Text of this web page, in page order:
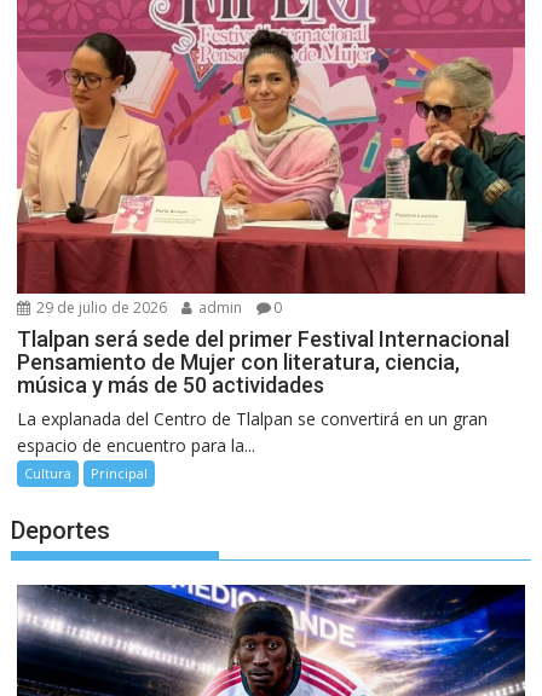
29 de julio de 2026 admin 0
Tlalpan será sede del primer Festival Internacional
Pensamiento de Mujer con literatura, ciencia,
música y más de 50 actividades
La explanada del Centro de Tlalpan se convertirá en un gran
espacio de encuentro para la...
Cultura Principal
Deportes